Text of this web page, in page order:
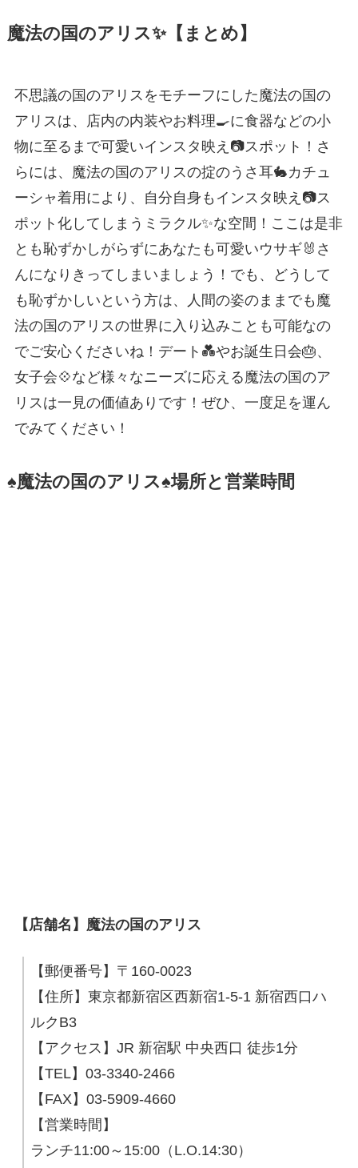
魔法の国のアリス✨【まとめ】
不思議の国のアリスをモチーフにした魔法の国の
アリスは、店内の内装やお料理🍳に食器などの小
物に至るまで可愛いインスタ映え📷スポット！さ
らには、魔法の国のアリスの掟のうさ耳🐇カチュ
ーシャ着用により、自分自身もインスタ映え📷ス
ポット化してしまうミラクル✨な空間！ここは是非
とも恥ずかしがらずにあなたも可愛いウサギ🐰さ
んになりきってしまいましょう！でも、どうして
も恥ずかしいという方は、人間の姿のままでも魔
法の国のアリスの世界に入り込みことも可能なの
でご安心くださいね！デート💑やお誕生日会🎂、
女子会💠など様々なニーズに応える魔法の国のア
リスは一見の価値ありです！ぜひ、一度足を運ん
でみてください！
♠魔法の国のアリス♠場所と営業時間
【店舗名】魔法の国のアリス
【郵便番号】〒160-0023
【住所】東京都新宿区西新宿1-5-1 新宿西口ハ
ルクB3
【アクセス】JR 新宿駅 中央西口 徒歩1分
【TEL】03-3340-2466
【FAX】03-5909-4660
【営業時間】
ランチ11:00～15:00（L.O.14:30）